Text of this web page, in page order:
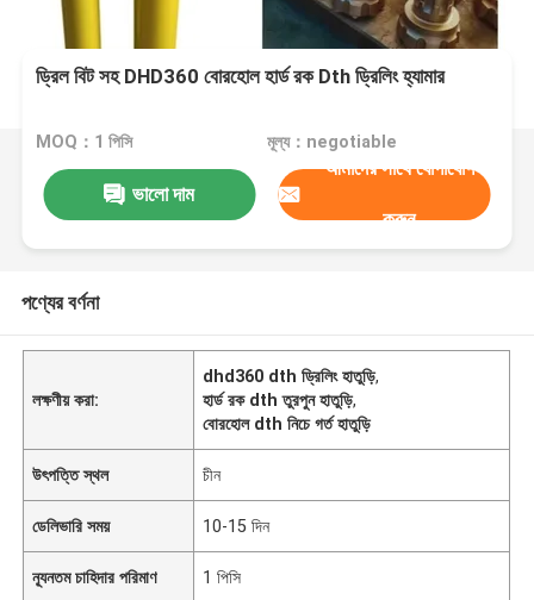
ড্রিল বিট সহ DHD360 বোরহোল হার্ড রক Dth ড্রিলিং হ্যামার
MOQ：1 পিসি মূল্য：negotiable
ভালো দাম
আমাদের সাথে যোগাযোগ
করুন
পণ্যের বর্ণনা
লক্ষণীয় করা:
dhd360 dth ড্রিলিং হাতুড়ি,
হার্ড রক dth তুরপুন হাতুড়ি,
বোরহোল dth নিচে গর্ত হাতুড়ি
উৎপত্তি স্থল চীন
ডেলিভারি সময় 10-15 দিন
ন্যূনতম চাহিদার পরিমাণ 1 পিসি